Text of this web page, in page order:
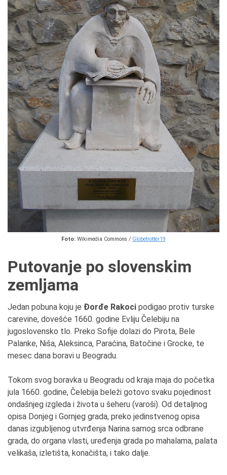
Foto: Wikimedia Commons / Globetrotter19
Putovanje po slovenskim
zemljama
Jedan pobuna koju je Đorđe Rakoci podigao protiv turske
carevine, dovešće 1660. godine Evliju Čelebiju na
jugoslovensko tlo. Preko Sofije dolazi do Pirota, Bele
Palanke, Niša, Aleksinca, Paraćina, Batočine i Grocke, te
mesec dana boravi u Beogradu.
Tokom svog boravka u Beogradu od kraja maja do početka
jula 1660. godine, Čelebija beleži gotovo svaku pojedinost
ondašnjeg izgleda i života u šeheru (varoši). Od detaljnog
opisa Donjeg i Gornjeg grada, preko jedinstvenog opisa
danas izgubljenog utvrđenja Narina samog srca odbrane
grada, do organa vlasti, uređenja grada po mahalama, palata
velikaša, izletišta, konačišta, i tako dalje.